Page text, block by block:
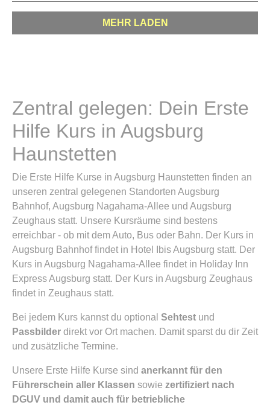
MEHR LADEN
Zentral gelegen: Dein Erste
Hilfe Kurs in Augsburg
Haunstetten
Die Erste Hilfe Kurse in Augsburg Haunstetten finden an
unseren zentral gelegenen Standorten Augsburg
Bahnhof, Augsburg Nagahama-Allee und Augsburg
Zeughaus statt. Unsere Kursräume sind bestens
erreichbar - ob mit dem Auto, Bus oder Bahn. Der Kurs in
Augsburg Bahnhof findet in Hotel Ibis Augsburg statt. Der
Kurs in Augsburg Nagahama-Allee findet in Holiday Inn
Express Augsburg statt. Der Kurs in Augsburg Zeughaus
findet in Zeughaus statt.
Bei jedem Kurs kannst du optional Sehtest und
Passbilder direkt vor Ort machen. Damit sparst du dir Zeit
und zusätzliche Termine.
Unsere Erste Hilfe Kurse sind anerkannt für den
Führerschein aller Klassen sowie zertifiziert nach
DGUV und damit auch für betriebliche